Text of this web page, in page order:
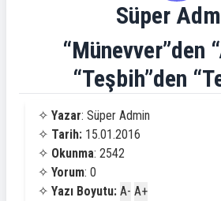
Süper
“Münevver”den
“Teşbih”den
✧ Yazar: Süper Admin
✧ Tarih: 15.01.2016
✧ Okunma: 2542
✧ Yorum: 0
✧ Yazı Boyutu: A- A+